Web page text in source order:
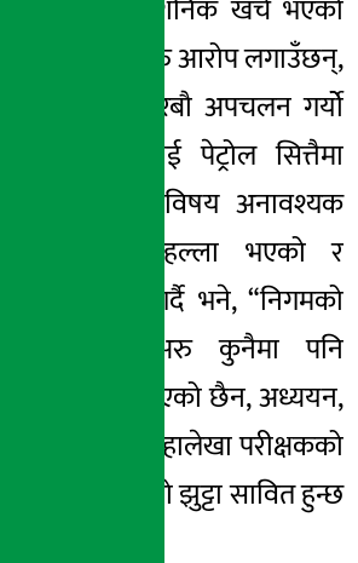
प्रतिशत पनि प्रसाशनिक खर्च भएको
छैन, अनि मानिसहरु आरोप लगाउँछन्,
आयल निगमले अरबौ अपचलन गर्योे
।” भिआईपीहरुलाई पेट्रोल सित्तैमा
दिँदै आएको भन्ने विषय अनावश्यक
रुपमा बजारमा हल्ला भएको र
त्यसलाई खण्डन गर्दै भने, “निगमको
प्रयोजन भन्दा अरु कुनैमा पनि
अनावश्यक खर्च भएको छैन, अध्ययन,
अनुसन्धान गर्नुस् महालेखा परीक्षकको
कार्यालय जानुस् त्यो झुट्टा सावित हुन्छ